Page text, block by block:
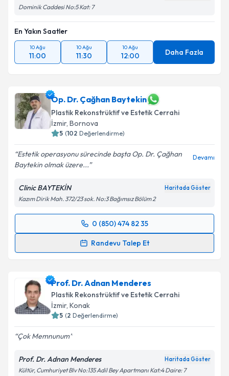
Dominik Caddesi No:5 Kat: 7
En Yakın Saatler
10 Ağu
11:00
10 Ağu
11:30
10 Ağu
12:00 Daha Fazla
Op. Dr. Çağhan Baytekin
Plastik Rekonstrüktif ve Estetik Cerrahi
İzmir, Bornova
5 (102 Değerlendirme)
Estetik operasyonu sürecinde başta Op. Dr. Çağhan
Baytekin olmak üzere...
Devamı
Clinic BAYTEKİN Haritada Göster
Kazım Dirik Mah. 372/23 sok. No:3 Bağımsız Bölüm 2
0 (850) 474 82 35
Randevu Talep Et
Randevu Takvimi Talebi
takvim hazırlandığında e-posta ile bilgilendireceğiz.
E-posta Adresiniz
Metni'ni okudum ve kişisel verilerimin belirtilen
Prof. Dr. Adnan Menderes
Plastik Rekonstrüktif ve Estetik Cerrahi
İzmir, Konak
5 (2 Değerlendirme)
Çok Memnunum
Prof. Dr. Adnan Menderes Haritada Göster
Kültür, Cumhuriyet Blv No:135 Adil Bey Apartmanı Kat:4 Daire: 7